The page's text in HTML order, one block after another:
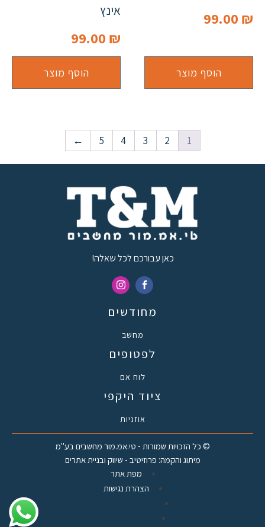
99.00 ₪
הוסף מוצר
אינץ
99.00 ₪
הוסף מוצר
1
2
3
4
5
←
כאן עבורכם לכל שאלה!
מחודשים
מחשב
לפטופים
לוח אם
ציוד היקפי
אוזניות
© כל הזכויות שמורות - טי.אמ.מור מחשבים בע"מ
מיתוג והקמה: פרוזיטיב - שיווק ובניית אתרים
מפת אתר
הצהרת נגישות